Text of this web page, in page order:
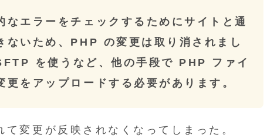
なエラーをチェックするためにサイトと通
ないため、PHP の変更は取り消されまし
を使うなど、他の手段で PHP ファイ
更をアップロードする必要があります。
て変更が反映されなくなってしまった。